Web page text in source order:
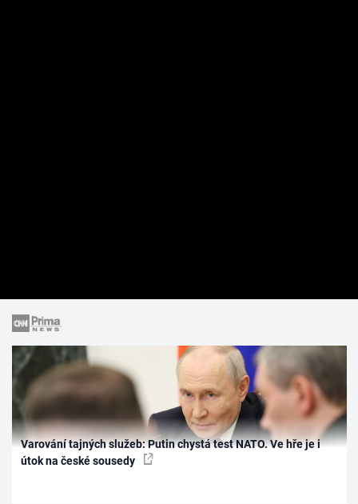
Varování tajných služeb: Putin chystá test NATO. Ve hře je i
útok na české sousedy